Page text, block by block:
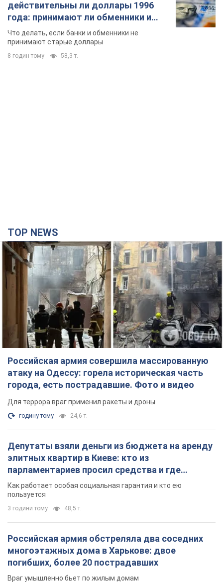
действительны ли доллары 1996
года: принимают ли обменники и
банки такие купюры
Что делать, если банки и обменники не
принимают старые доллары
8 годин тому 58,3 т.
TOP NEWS
Российская армия совершила массированную
атаку на Одессу: горела историческая часть
города, есть пострадавшие. Фото и видео
Для террора враг применил ракеты и дроны
годину тому 24,6 т.
Депутаты взяли деньги из бюджета на аренду
элитных квартир в Киеве: кто из
парламентариев просил средства и где
поселился
Как работает особая социальная гарантия и кто ею
пользуется
3 години тому 48,5 т.
Российская армия обстреляла два соседних
многоэтажных дома в Харькове: двое
погибших, более 20 пострадавших
Враг умышленно бьет по жилым домам